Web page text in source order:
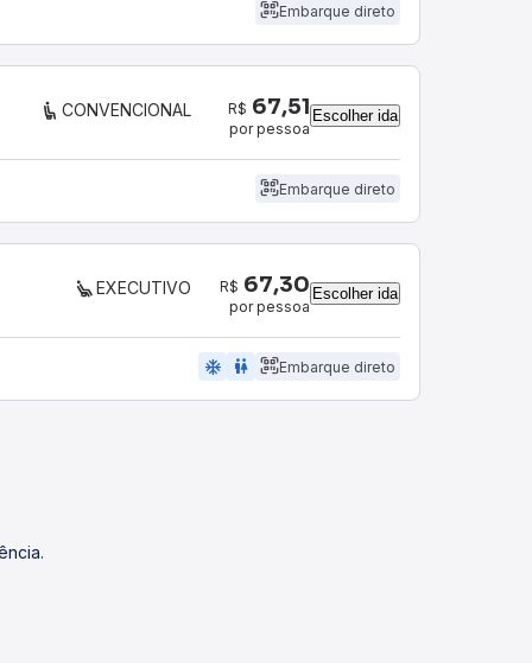
Embarque direto
CONVENCIONAL R$ 67,51
por pessoa
Escolher ida
Embarque direto
EXECUTIVO R$ 67,30
por pessoa
Escolher ida
ac_unit wc Embarque direto